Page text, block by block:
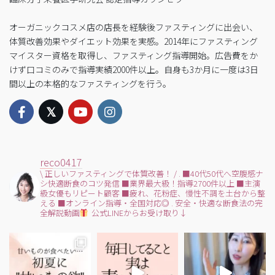
オーガニックコスメ店の店長を経験後ファスティングに出会い、
体質改善効果やダイエット効果を実感。2014年にファスティング
マイスター資格を取得し、ファスティング指導開始。広告費をか
けず口コミのみで指導実績2000件以上。自身も3か月に一度は3日
間以上の本格的なファスティングを行う。
reco0417
\ 正しいファスティングで体質改善！ / ■40代50代へ空腹感ナ
シ快適断食のコツ発信 ■業界最大級！指導2700件以上 ■主演
級女優もリピート顧客 ■疲れ、花粉症、慢性不調を土台から整
える ■オンライン指導・全国対応◎ 安全・快適な断食法の完
全解説動画
公式LINEからお受け取り↓